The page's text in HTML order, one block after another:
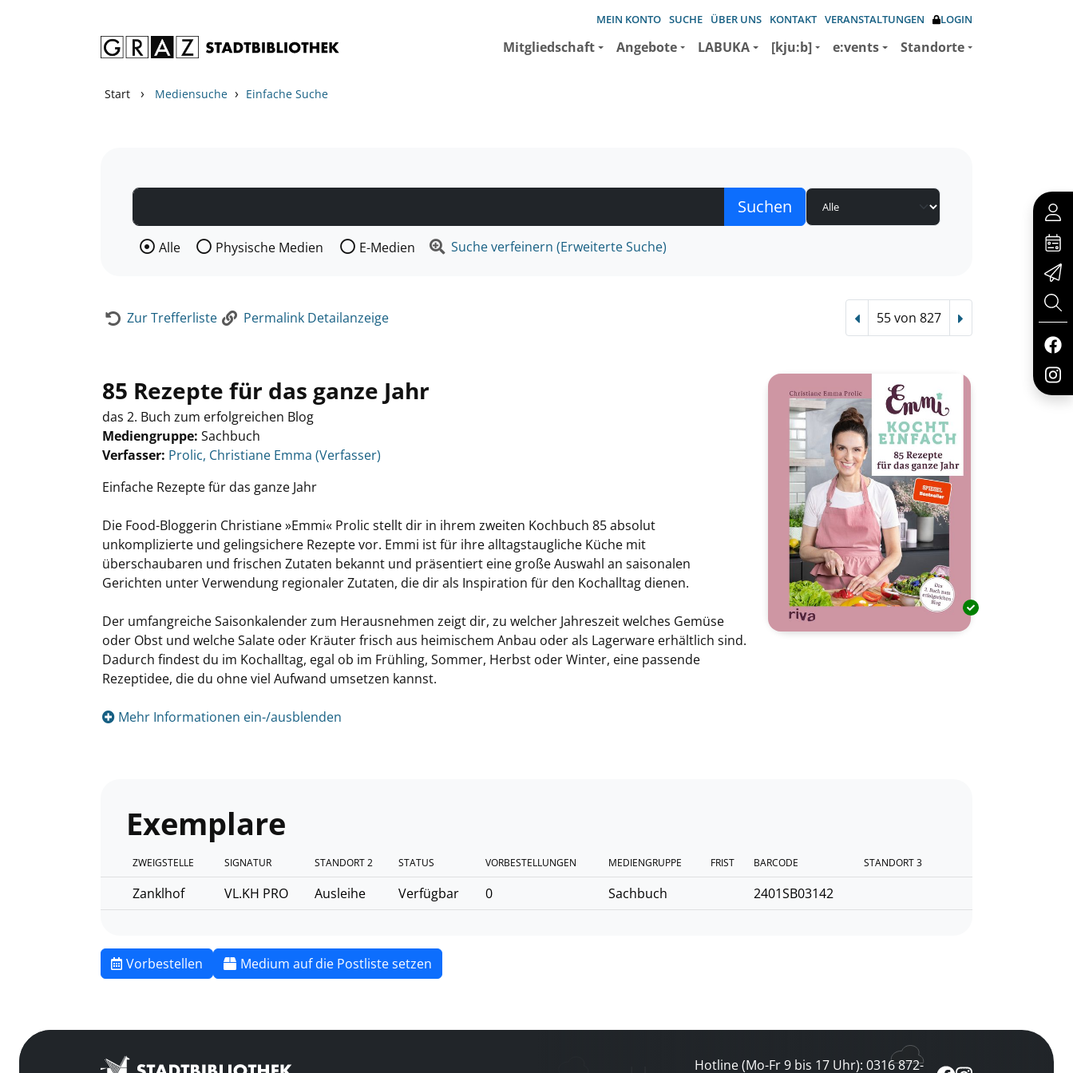
MEIN KONTO SUCHE ÜBER UNS KONTAKT VERANSTALTUNGEN LOGIN
Mitgliedschaft Angebote LABUKA [kju:b] e:vents Standorte
Start › Mediensuche › Einfache Suche
Wählen Sie die Medienart nach der Sie suchen wollen.
Alle Physische Medien E-Medien Suche verfeinern (Erweiterte Suche)
Zur Trefferliste Permalink Detailanzeige Vorheriger Treffer
55 von 827 Nächster Treffer
85 Rezepte für das ganze Jahr
das 2. Buch zum erfolgreichen Blog
Mediengruppe: Sachbuch
Verfasser: Suche nach diesem Verfasser
Prolic, Christiane Emma (Verfasser)
Einfache Rezepte für das ganze Jahr
Die Food-Bloggerin Christiane »Emmi« Prolic stellt dir in ihrem zweiten Kochbuch 85 absolut
unkomplizierte und gelingsichere Rezepte vor. Emmi ist für ihre alltagstaugliche Küche mit
überschaubaren und frischen Zutaten bekannt und präsentiert eine große Auswahl an saisonalen
Gerichten unter Verwendung regionaler Zutaten, die dir als Inspiration für den Kochalltag dienen.
Der umfangreiche Saisonkalender zum Herausnehmen zeigt dir, zu welcher Jahreszeit welches Gemüse
oder Obst und welche Salate oder Kräuter frisch aus heimischem Anbau oder als Lagerware erhältlich sind.
Dadurch findest du im Kochalltag, egal ob im Frühling, Sommer, Herbst oder Winter, eine passende
Rezeptidee, die du ohne viel Aufwand umsetzen kannst.
Mehr Informationen ein-/ausblenden
Exemplare
ZWEIGSTELLE SIGNATUR STANDORT 2 STATUS VORBESTELLUNGEN MEDIENGRUPPE FRIST BARCODE STANDORT 3
Zanklhof VL.KH PRO Ausleihe Verfügbar 0 Sachbuch 2401SB03142
Vorbestellen Medium auf die Postliste setzen
Hotline (Mo-Fr 9 bis 17 Uhr): 0316 872-